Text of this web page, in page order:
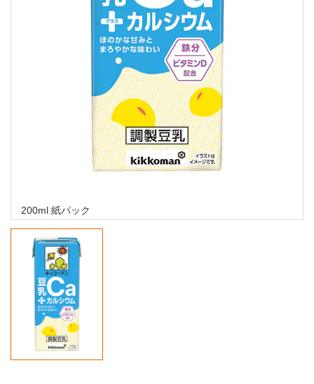
200ml 紙パック